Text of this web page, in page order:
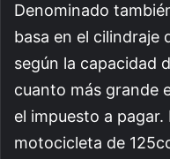
Denominado
basa en el cilindraje
según la capacidad
cuanto más grande
el impuesto a pagar.
motocicleta de